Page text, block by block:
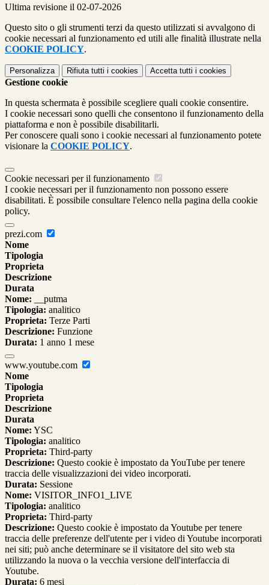
Ultima revisione il 02-07-2026
Questo sito o gli strumenti terzi da questo utilizzati si avvalgono di
cookie necessari al funzionamento ed utili alle finalità illustrate nella
COOKIE POLICY.
Personalizza Rifiuta tutti i cookies Accetta tutti i cookies
Gestione cookie
In questa schermata è possibile scegliere quali cookie consentire.
I cookie necessari sono quelli che consentono il funzionamento della
piattaforma e non è possibile disabilitarli.
Per conoscere quali sono i cookie necessari al funzionamento potete
visionare la COOKIE POLICY.
Cookie necessari per il funzionamento
I cookie necessari per il funzionamento non possono essere
disabilitati. È possibile consultare l'elenco nella pagina della cookie
policy.
prezi.com
Nome
Tipologia
Proprieta
Descrizione
Durata
Nome: __putma
Tipologia: analitico
Proprieta: Terze Parti
Descrizione: Funzione
Durata: 1 anno 1 mese
www.youtube.com
Nome
Tipologia
Proprieta
Descrizione
Durata
Nome: YSC
Tipologia: analitico
Proprieta: Third-party
Descrizione: Questo cookie è impostato da YouTube per tenere
traccia delle visualizzazioni dei video incorporati.
Durata: Sessione
Nome: VISITOR_INFO1_LIVE
Tipologia: analitico
Proprieta: Third-party
Descrizione: Questo cookie è impostato da Youtube per tenere
traccia delle preferenze dell'utente per i video di Youtube incorporati
nei siti; può anche determinare se il visitatore del sito web sta
utilizzando la nuova o la vecchia versione dell'interfaccia di
Youtube.
Durata: 6 mesi